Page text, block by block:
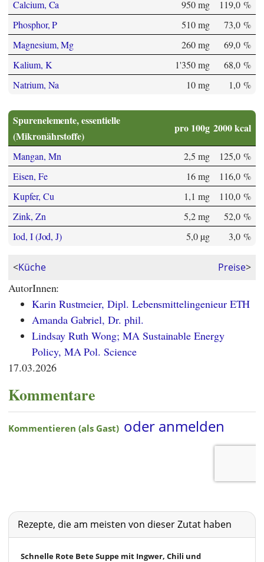
Calcium, Ca 950 mg
119,0 %
Phosphor, P
510 mg
73,0 %
Magnesium, Mg
260 mg
69,0 %
Kalium, K
1'350 mg
68,0 %
Natrium, Na
10 mg 1,0 %
Spurenelemente, essentielle
(Mikronährstoffe)
pro 100g 2000 kcal
Mangan, Mn 2,5 mg
125,0 %
Eisen, Fe
16 mg
116,0 %
Kupfer, Cu
1,1 mg
110,0 %
Zink, Zn
5,2 mg
52,0 %
Iod, I (Jod, J)
5,0 µg 3,0 %
<Küche Preise>
AutorInnen:
Karin Rustmeier, Dipl. Lebensmittelingenieur ETH
Amanda Gabriel, Dr. phil.
Lindsay Ruth Wong; MA Sustainable Energy
Policy, MA Pol. Science
17.03.2026
Kommentare
Rezepte, die am meisten von dieser Zutat haben
Schnelle Rote Bete Suppe mit Ingwer, Chili und